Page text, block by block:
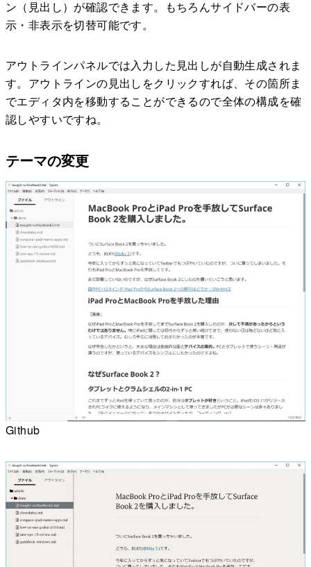
ン（見出し）が確認できます。もちろんサイドバーの表
示・非表示を切替可能です。
アウトラインパネルでは入力した見出しが自動生成されま
す。アウトラインの見出しをクリックすれば、その箇所ま
でエディタ内を移動することができるので全体の構成を確
認しやすいですね。
テーマの変更
Github